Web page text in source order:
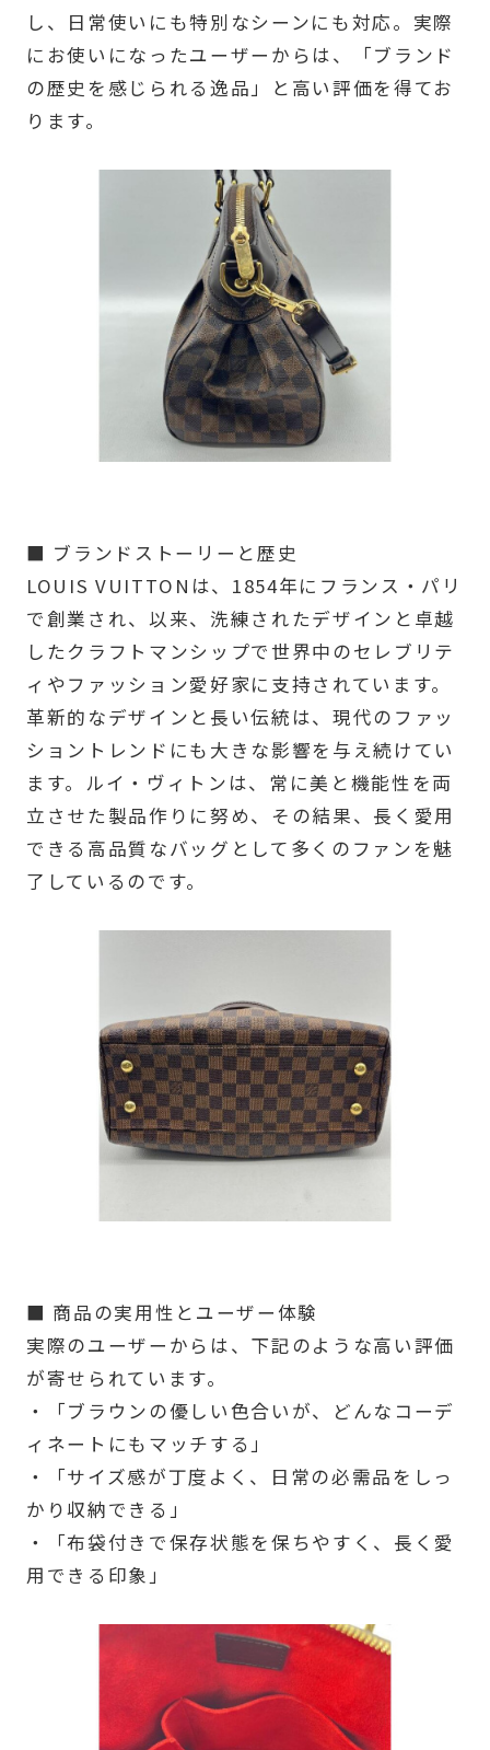
し、日常使いにも特別なシーンにも対応。実際
にお使いになったユーザーからは、「ブランド
の歴史を感じられる逸品」と高い評価を得てお
ります。
■ ブランドストーリーと歴史
LOUIS VUITTONは、1854年にフランス・パリ
で創業され、以来、洗練されたデザインと卓越
したクラフトマンシップで世界中のセレブリテ
ィやファッション愛好家に支持されています。
革新的なデザインと長い伝統は、現代のファッ
ショントレンドにも大きな影響を与え続けてい
ます。ルイ・ヴィトンは、常に美と機能性を両
立させた製品作りに努め、その結果、長く愛用
できる高品質なバッグとして多くのファンを魅
了しているのです。
■ 商品の実用性とユーザー体験
実際のユーザーからは、下記のような高い評価
が寄せられています。
・「ブラウンの優しい色合いが、どんなコーデ
ィネートにもマッチする」
・「サイズ感が丁度よく、日常の必需品をしっ
かり収納できる」
・「布袋付きで保存状態を保ちやすく、長く愛
用できる印象」